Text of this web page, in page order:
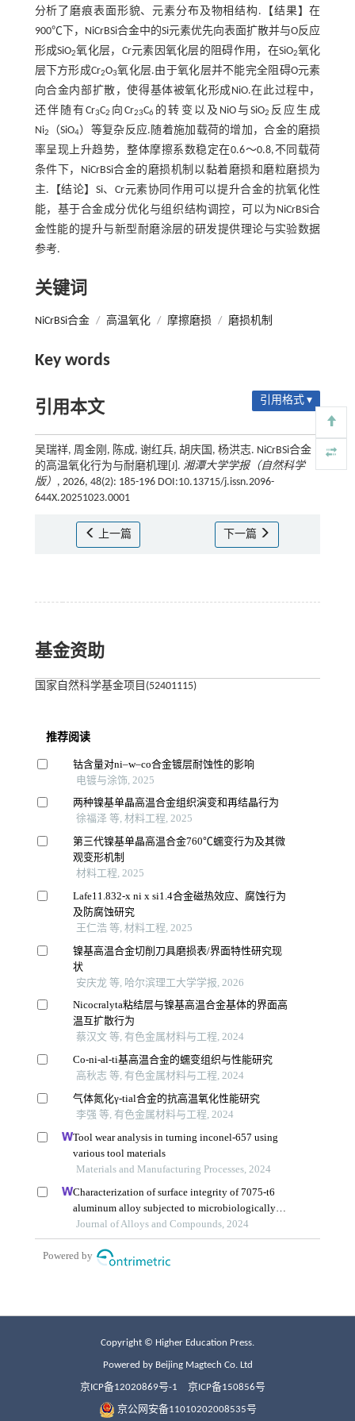
分析了磨痕表面形貌、元素分布及物相结构.【结果】在
900℃下，NiCrBSi合金中的Si元素优先向表面扩散并与O反应
形成SiO2氧化层，Cr元素因氧化层的阻碍作用，在SiO2氧化
层下方形成Cr2O3氧化层.由于氧化层并不能完全阻碍O元素
向合金内部扩散，使得基体被氧化形成NiO.在此过程中，
还伴随有Cr3C2 向Cr23C6 的转变以及NiO与SiO2 反应生成
Ni2 （SiO4）等复杂反应.随着施加载荷的增加，合金的磨损
率呈现上升趋势，整体摩擦系数稳定在0.6～0.8,不同载荷
条件下，NiCrBSi合金的磨损机制以黏着磨损和磨粒磨损为
主.【结论】Si、Cr元素协同作用可以提升合金的抗氧化性
能，基于合金成分优化与组织结构调控，可以为NiCrBSi合
金性能的提升与新型耐磨涂层的研发提供理论与实验数据
参考.
关键词
NiCrBSi合金 / 高温氧化 / 摩擦磨损 / 磨损机制
Key words
引用本文 引用格式 ▾
吴瑞祥, 周金刚, 陈成, 谢红兵, 胡庆国, 杨洪志. NiCrBSi合金
的高温氧化行为与耐磨机理[J]. 湘潭大学学报（自然科学
版） , 2026, 48(2): 185-196 DOI:10.13715/j.issn.2096-
644X.20251023.0001
上一篇 下一篇
基金资助
国家自然科学基金项目(52401115)
Copyright © Higher Education Press.
Powered by Beijing Magtech Co. Ltd
京ICP备12020869号-1 京ICP备150856号
京公网安备11010202008535号